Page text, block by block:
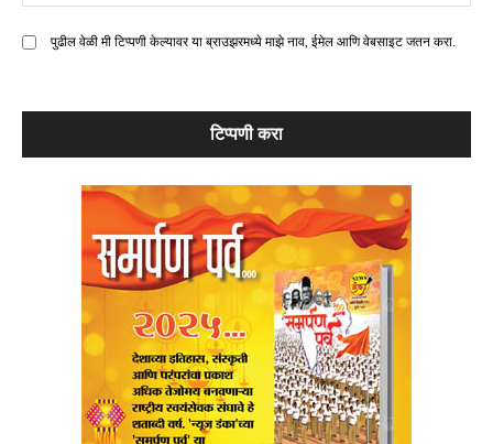
पुढील वेळी मी टिप्पणी केल्यावर या ब्राउझरमध्ये माझे नाव, ईमेल आणि वेबसाइट जतन करा.